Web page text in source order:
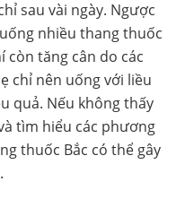
sau vài ngày. Ngược
nhiều thang thuốc
còn tăng cân do các
chỉ nên uống với liều
quả. Nếu không thấy
tìm hiểu các phương
thuốc Bắc có thể gây